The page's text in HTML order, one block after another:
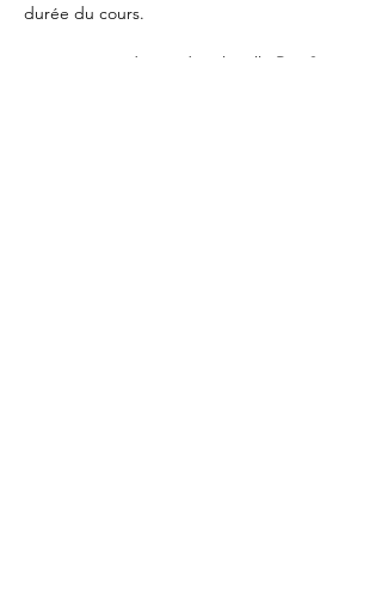
durée du cours.
Le cours sera donné dans la salle Bas-Saint-